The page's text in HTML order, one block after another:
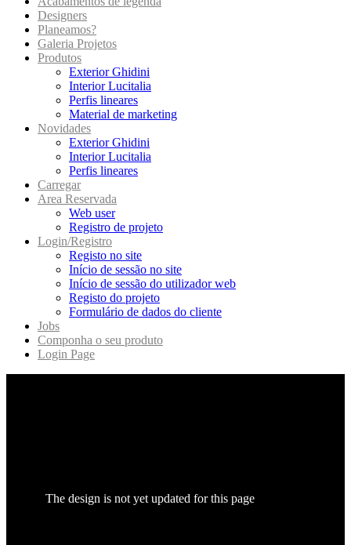
Designers
Planeamos?
Galeria Projetos
Produtos
Exterior Ghidini
Interior Lucitalia
Perfis lineares
Material de marketing
Novidades
Exterior Ghidini
Interior Lucitalia
Perfis lineares
Carregar
Area Reservada
Web user
Registro de projeto
Login/Registro
Registo no site
Início de sessão no site
Início de sessão do utilizador web
Registo do projeto
Formulário de dados do cliente
Jobs
Componha o seu produto
Login Page
The design is not yet updated for this page